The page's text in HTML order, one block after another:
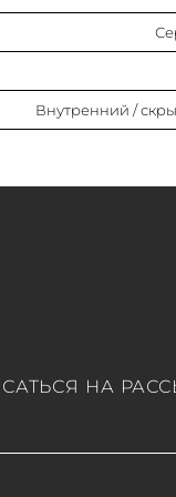
Внутренний /
НА